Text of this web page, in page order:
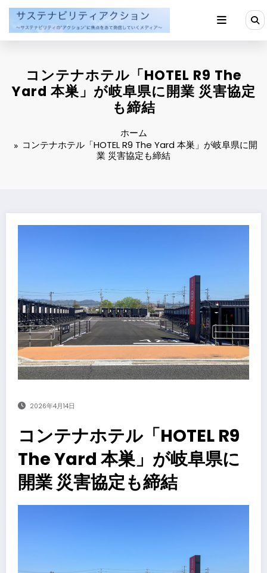
ン
コンテナホテル「HOTEL R9 The
Yard 本巣」が岐阜県に開業 災害協定
も締結
ホーム
コンテナホテル「HOTEL R9 The Yard 本巣」が岐阜県に開
業 災害協定も締結
2026年4月14日
コンテナホテル「HOTEL R9
The Yard 本巣」が岐阜県に
開業 災害協定も締結